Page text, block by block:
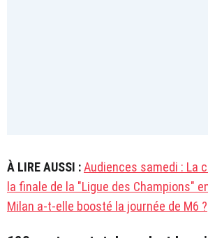
À LIRE AUSSI :Audiences samedi : La
la finale de la "Ligue des Champions"
Milan a-t-elle boosté la journée de M6 ?